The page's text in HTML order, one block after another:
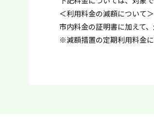
＜利用料金の減額について＞
市内料金の証明書に加えて
※減額措置の定期利用料金